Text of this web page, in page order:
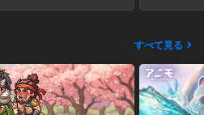
すべて見る